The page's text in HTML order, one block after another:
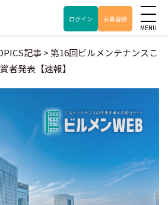
ログイン 会員登録
記事>第16回ビルメンテナンスこ
者発表【速報】